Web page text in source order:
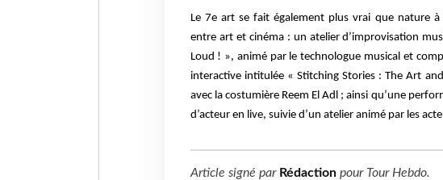
Le 7e art se fait également plus vrai que nature
entre art et cinéma : un atelier d’improvisation
Loud ! », animé par le technologue musical et
interactive intitulée « Stitching Stories : The Art
avec la costumière Reem El Adl ; ainsi qu’une
d’acteur en live, suivie d’un atelier animé par les
Article signé par Rédactionpour Tour Hebdo.